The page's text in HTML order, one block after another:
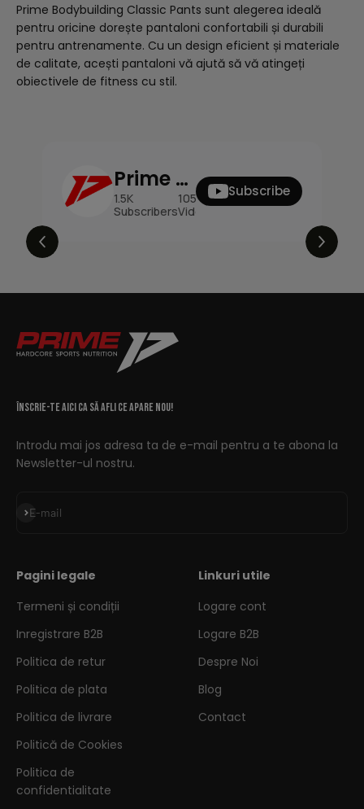
Prime Bodybuilding Classic Pants sunt alegerea ideală
pentru oricine dorește pantaloni confortabili și durabili
pentru antrenamente. Cu un design eficient și materiale
de calitate, acești pantaloni vă ajută să vă atingeți
obiectivele de fitness cu stil.
Prime Supplements
1.5K
Subscribers
105
Videos
150K
Views
Subscribe
Înscrie-te aici ca să afli ce apare nou!
Introdu mai jos adresa ta de e-mail pentru a te abona la
Newsletter-ul nostru.
E-mail
Abonează-te
Pagini legale
Termeni și condiții
Inregistrare B2B
Politica de retur
Politica de plata
Politica de livrare
Politică de Cookies
Politica de
confidentialitate
Linkuri utile
Logare cont
Logare B2B
Despre Noi
Blog
Contact